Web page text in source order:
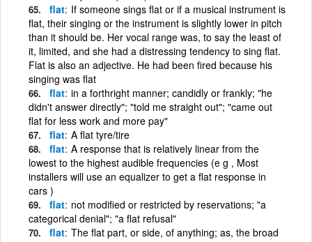
flat If someone sings flat or if a musical instrument is
flat, their singing or the instrument is slightly lower in pitch
than it should be. Her vocal range was, to say the least of
it, limited, and she had a distressing tendency to sing flat.
Flat is also an adjective. He had been fired because his
singing was flat
flat in a forthright manner; candidly or frankly; "he
didn't answer directly"; "told me straight out"; "came out
flat for less work and more pay"
flat A flat tyre/tire
flat A response that is relatively linear from the
lowest to the highest audible frequencies (e g , Most
installers will use an equalizer to get a flat response in
cars )
flat not modified or restricted by reservations; "a
categorical denial"; "a flat refusal"
flat The flat part, or side, of anything; as, the broad